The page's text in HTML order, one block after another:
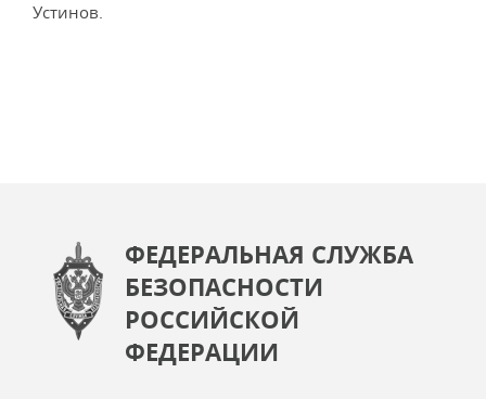
Устинов.
ФЕДЕРАЛЬНАЯ СЛУЖБА
БЕЗОПАСНОСТИ
РОССИЙСКОЙ
ФЕДЕРАЦИИ